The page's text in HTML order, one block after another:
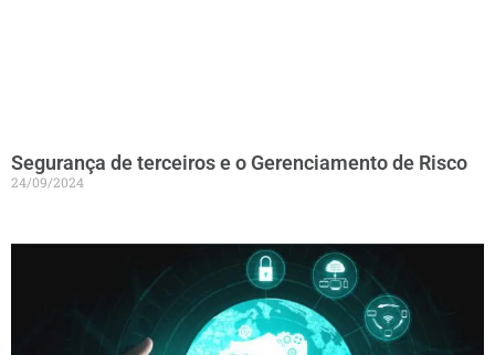
Segurança de terceiros e o Gerenciamento de Risco
24/09/2024